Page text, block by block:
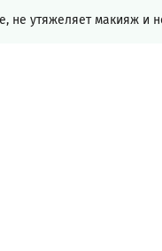
не утяжеляет макияж и